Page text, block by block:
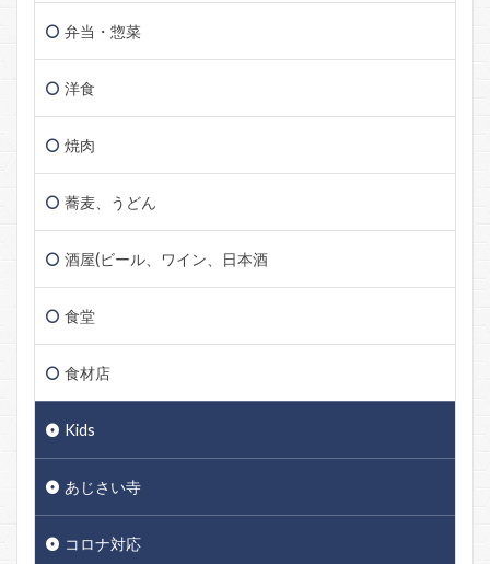
弁当・惣菜
洋食
焼肉
蕎麦、うどん
酒屋(ビール、ワイン、日本酒
食堂
食材店
Kids
あじさい寺
コロナ対応